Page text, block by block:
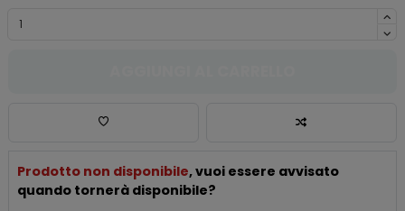
Prodotto non disponibile, vuoi essere avvisato
quando tornerà disponibile?